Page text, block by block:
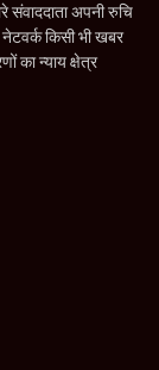
संवाददाता अपनी रुचि
किसी भी खबर
का न्याय क्षेत्र